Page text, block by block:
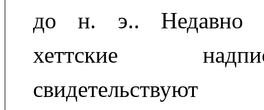
до н. э.. Недавно
хеттские